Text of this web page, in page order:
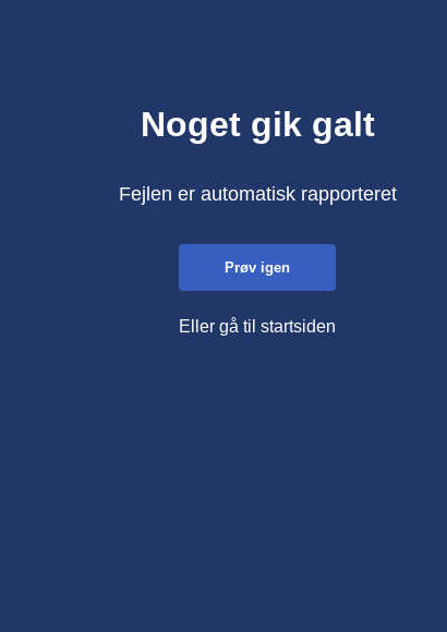
Noget gik galt
Fejlen er automatisk rapporteret
Prøv igen
Eller gå til startsiden